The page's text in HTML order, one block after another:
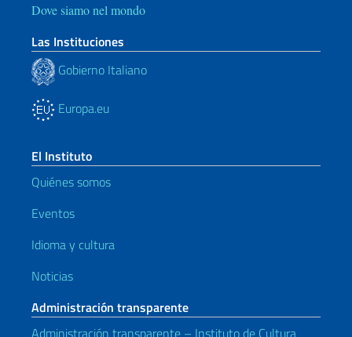
Dove siamo nel mondo
Las Instituciones
Gobierno Italiano
Europa.eu
El Instituto
Quiénes somos
Eventos
Idioma y cultura
Noticias
Administración transparente
Administración transparente – Instituto de Cultura